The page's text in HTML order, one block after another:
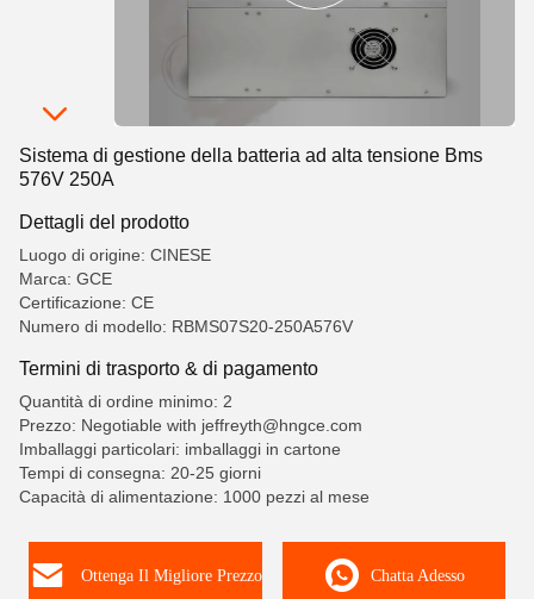
Sistema di gestione della batteria ad alta tensione Bms
576V 250A
Dettagli del prodotto
Luogo di origine: CINESE
Marca: GCE
Certificazione: CE
Numero di modello: RBMS07S20-250A576V
Termini di trasporto & di pagamento
Quantità di ordine minimo: 2
Prezzo: Negotiable with jeffreyth@hngce.com
Imballaggi particolari: imballaggi in cartone
Tempi di consegna: 20-25 giorni
Capacità di alimentazione: 1000 pezzi al mese
Ottenga Il Migliore Prezzo Chatta Adesso